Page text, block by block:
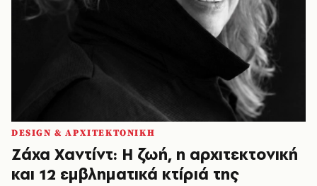
DESIGN & ΑΡΧΙΤΕΚΤΟΝΙΚΗ
Ζάχα Χαντίντ: Η ζωή, η αρχιτεκτονική
και 12 εμβληματικά κτίριά της